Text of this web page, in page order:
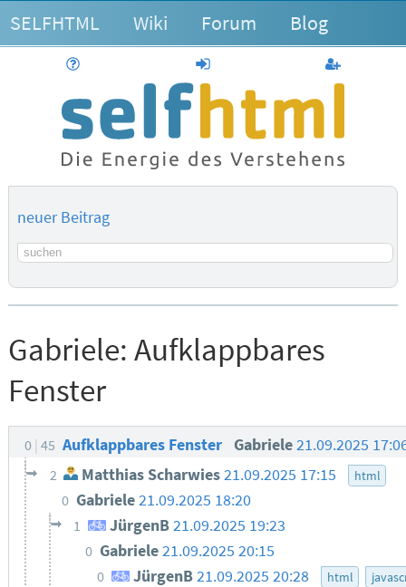
SELFHTML Wiki Forum Blog
anmelden
neuer Beitrag
Suchbegriff
Gabriele: Aufklappbares
Fenster
0 45 Aufklappbares Fenster Gabriele21.09.2025
2 Matthias Scharwies21.09.2025 17:15 html
0 Gabriele21.09.2025 18:20
1 JürgenB21.09.2025 19:23
0 Gabriele21.09.2025 20:15
0 JürgenB21.09.2025 20:28 html